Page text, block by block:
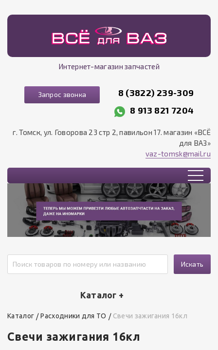
Интернет-магазин запчастей
Запрос звонка
8 (3822) 239-309
8 913 821 7204
г. Томск, ул. Говорова 23 стр 2, павильон 17. магазин «ВСЁ
для ВАЗ»
vaz-tomsk@mail.ru
Искать
Каталог +
Каталог Расходники для ТО Свечи зажигания 16кл
Свечи зажигания 16кл